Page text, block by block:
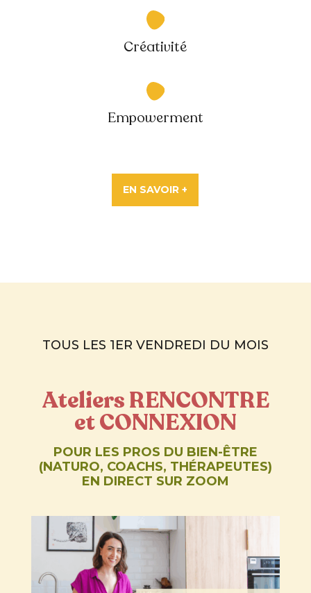
Créativité
Empowerment
EN SAVOIR +
TOUS LES 1ER VENDREDI DU MOIS
Ateliers RENCONTRE
et CONNEXION
POUR LES PROS DU BIEN-ÊTRE
(NATURO, COACHS, THÉRAPEUTES)
EN DIRECT SUR ZOOM